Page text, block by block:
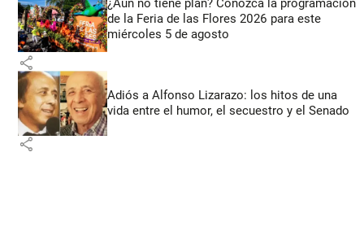
¿Aún no tiene plan? Conozca la programación
de la Feria de las Flores 2026 para este
miércoles 5 de agosto
share
Adiós a Alfonso Lizarazo: los hitos de una
vida entre el humor, el secuestro y el Senado
share